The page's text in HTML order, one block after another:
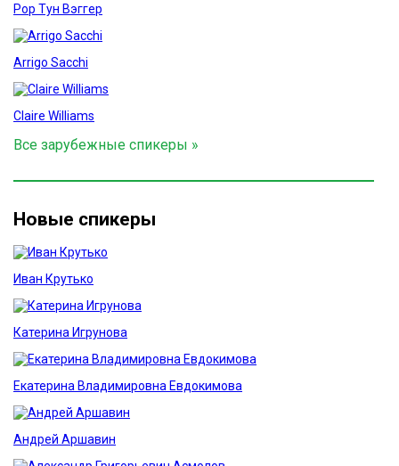
Рор Тун Вэггер
Arrigo Sacchi
Claire Williams
Все зарубежные спикеры »
Новые спикеры
Иван Крутько
Катерина Игрунова
Екатерина Владимировна Евдокимова
Андрей Аршавин